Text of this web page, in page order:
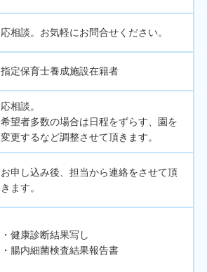
応相談。お気軽にお問合せください。
指定保育士養成施設在籍者
応相談。
希望者多数の場合は日程をずらす、園を
変更するなど調整させて頂きます。
お申し込み後、担当から連絡をさせて頂
きます。
・健康診断結果写し
・腸内細菌検査結果報告書